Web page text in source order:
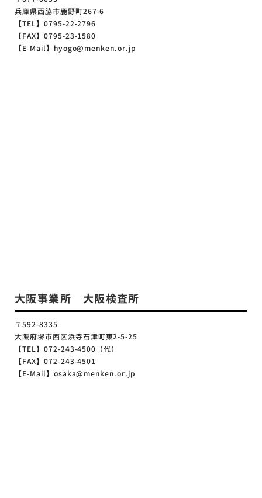
兵庫県西脇市鹿野町267-6
【TEL】0795-22-2796
【FAX】0795-23-1580
【E-Mail】hyogo@menken.or.jp
大阪事業所 大阪検査所
〒592-8335
大阪府堺市西区浜寺石津町東2-5-25
【TEL】072-243-4500（代）
【FAX】072-243-4501
【E-Mail】osaka@menken.or.jp